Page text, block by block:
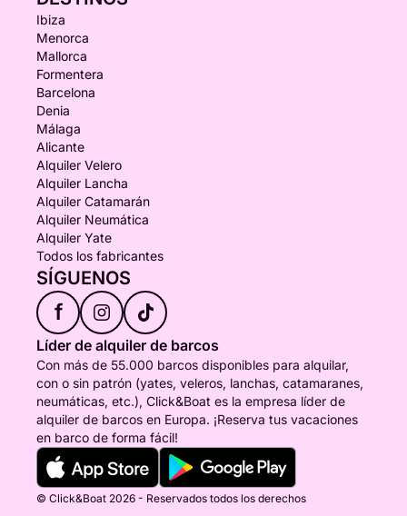
Ibiza
Menorca
Mallorca
Formentera
Barcelona
Denia
Málaga
Alicante
Alquiler Velero
Alquiler Lancha
Alquiler Catamarán
Alquiler Neumática
Alquiler Yate
Todos los fabricantes
SÍGUENOS
f
Líder de alquiler de barcos
Con más de 55.000 barcos disponibles para alquilar,
con o sin patrón (yates, veleros, lanchas, catamaranes,
neumáticas, etc.), Click&Boat es la empresa líder de
alquiler de barcos en Europa. ¡Reserva tus vacaciones
en barco de forma fácil!
© Click&Boat 2026 - Reservados todos los derechos